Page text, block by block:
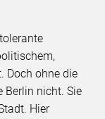
Doch ohne die
Berlin nicht. Sie
Hier